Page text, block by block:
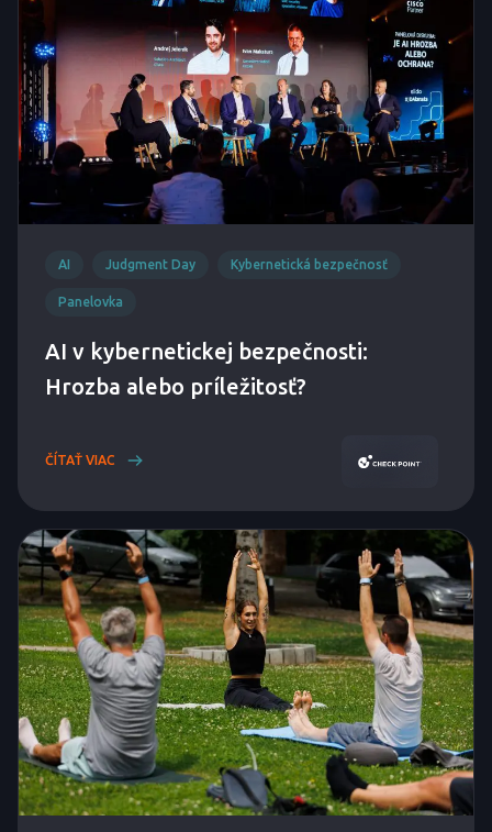
AI Judgment Day Kybernetická bezpečnosť
Panelovka
AI v kybernetickej bezpečnosti:
Hrozba alebo príležitosť?
ČÍTAŤ VIAC